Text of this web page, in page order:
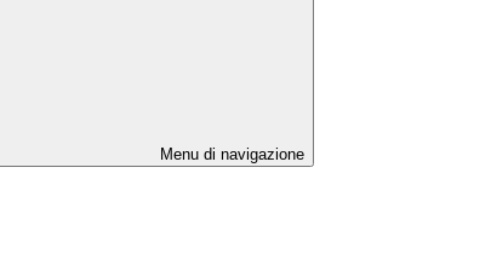
Menu di navigazione